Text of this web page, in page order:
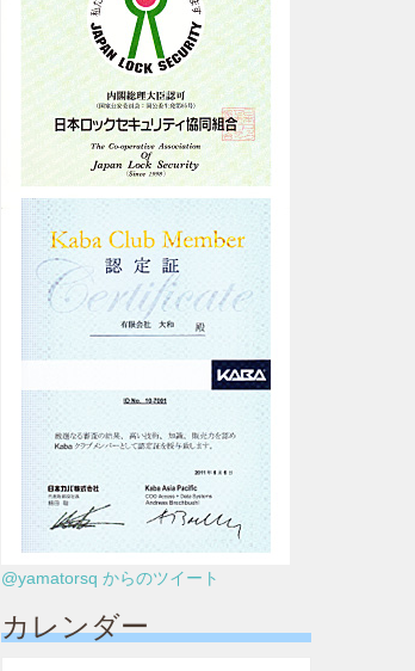
@yamatorsq からのツイート
カレンダー